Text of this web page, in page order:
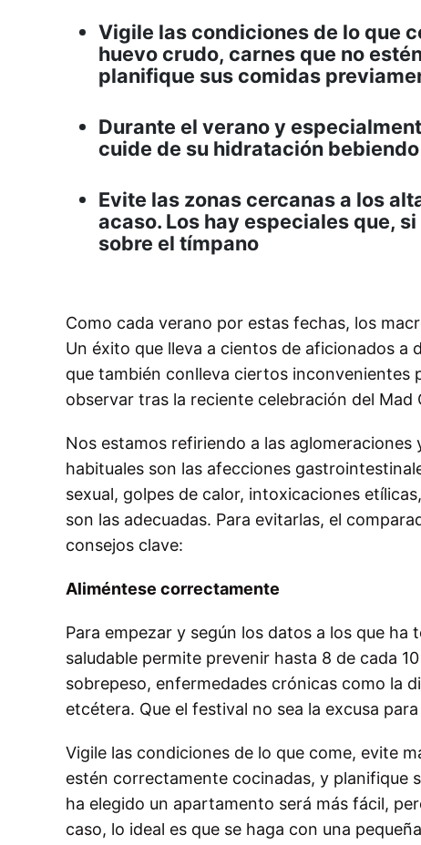
Vigile las condiciones de lo que
huevo crudo, carnes que no
planifique sus comidas
Durante el verano y
cuide de su hidratación
Evite las zonas cercanas a los
acaso. Los hay especiales que,
sobre el tímpano
Como cada verano por estas fechas, los
Un éxito que lleva a cientos de aficionados a
que también conlleva ciertos inconvenientes
observar tras la reciente celebración del Mad
Nos estamos refiriendo a las
habituales son las afecciones
sexual, golpes de calor, intoxicaciones
son las adecuadas. Para evitarlas, el
consejos clave:
Aliméntese correctamente
Para empezar y según los datos a los que
saludable permite prevenir hasta 8 de cada
sobrepeso, enfermedades crónicas como la
etcétera. Que el festival no sea la excusa
Vigile las condiciones de lo que come, evite
estén correctamente cocinadas, y planifique
ha elegido un apartamento será más fácil,
caso, lo ideal es que se haga con una